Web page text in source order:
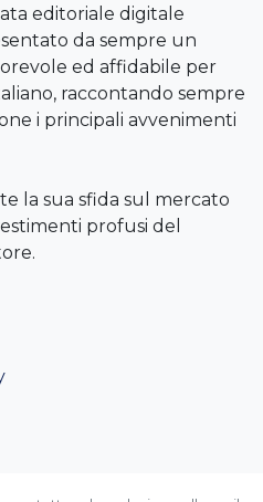
editoriale digitale
da sempre un
ed affidabile per
raccontando sempre
i principali avvenimenti
la sua sfida sul mercato
profusi del